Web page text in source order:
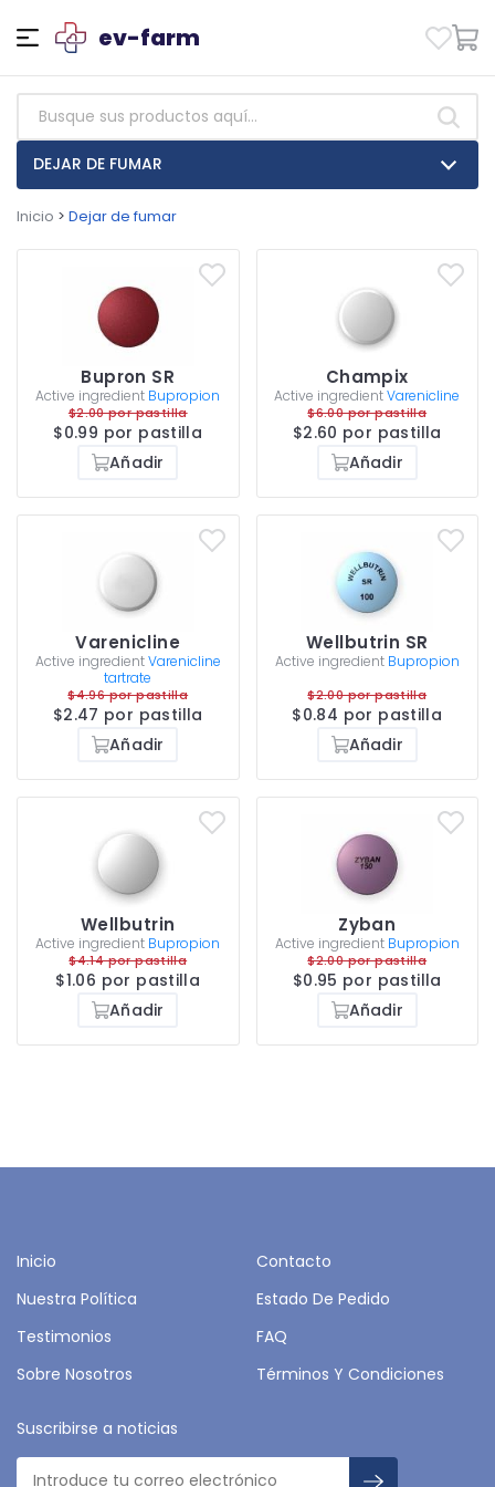
ev-farm
DEJAR DE FUMAR
Inicio > Dejar de fumar
Bupron SR
Active ingredient Bupropion
$2.00 por pastilla
$0.99 por pastilla
Añadir
Champix
Active ingredientVarenicline
$6.00 por pastilla
$2.60 por pastilla
Añadir
Varenicline
Active ingredientVarenicline
tartrate
$4.96 por pastilla
$2.47 por pastilla
Añadir
Wellbutrin SR
Active ingredient Bupropion
$2.00 por pastilla
$0.84 por pastilla
Añadir
Wellbutrin
Active ingredient Bupropion
$4.14 por pastilla
$1.06 por pastilla
Añadir
Zyban
Active ingredient Bupropion
$2.00 por pastilla
$0.95 por pastilla
Añadir
Inicio
Contacto
Nuestra Política
Estado De Pedido
Testimonios
FAQ
Sobre Nosotros
Términos Y Condiciones
Suscribirse a noticias